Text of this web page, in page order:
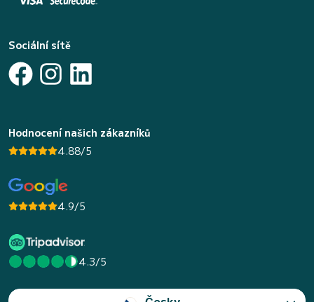
Sociální sítě
Hodnocení našich zákazníků
4.88/5
4.9/5
4.3/5